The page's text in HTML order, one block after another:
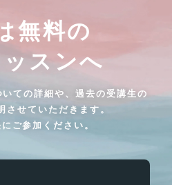
無料の
スンへ
ての詳細や、過去の受講生の
させていただきます。
ご参加ください。